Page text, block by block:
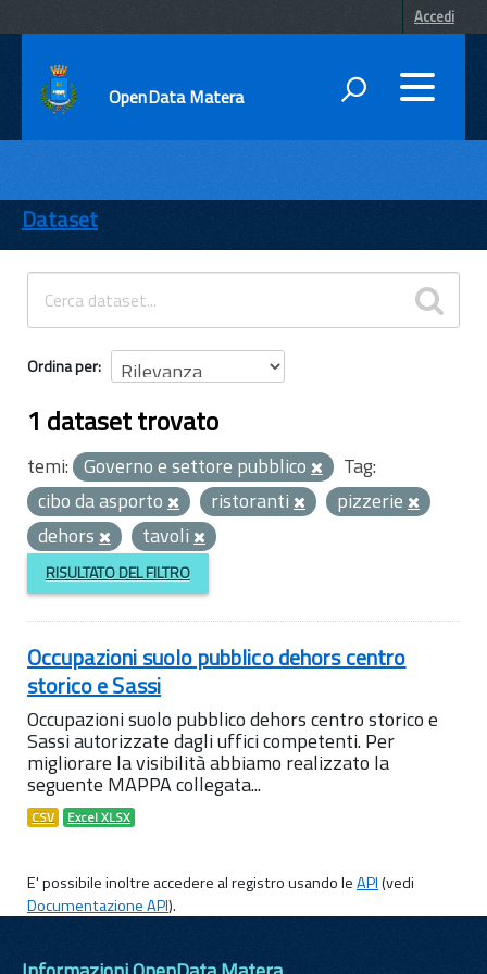
Accedi
OpenData Matera
ENTI
TEMI
INFORMAZIONI
Dataset
Ordina per
1 dataset trovato
temi: Governo e settore pubblico
Tag:
cibo da asporto
ristoranti
pizzerie
dehors
tavoli
RISULTATO DEL FILTRO
Occupazioni suolo pubblico dehors centro
storico e Sassi
Occupazioni suolo pubblico dehors centro storico e
Sassi autorizzate dagli uffici competenti. Per
migliorare la visibilità abbiamo realizzato la
seguente MAPPA collegata...
CSV Excel XLSX
E' possibile inoltre accedere al registro usando leAPI(vedi
Documentazione API).